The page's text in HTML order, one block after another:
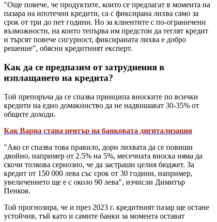
"Още повече, че продуктите, които се предлагат в момента на
пазара на ипотечни кредити, са с фиксирана лихва само за
срок от три до пет години. Но за клиентите с по-ограничени
възможности, на които тепърва им предстои да теглят кредит
и търсят повече сигурност, фиксираната лихва е добро
решение", обясни кредитният експерт.
Как да се предпазим от затруднения в
изплащането на кредита?
Той препоръча да се спазва принципа вноските по всички
кредити на едно домакинство да не надвишават 30-35% от
общите доходи.
Как Варна стана център на банковата дигитализация
"Ако се спазва това правило, дори лихвата да се повиши
двойно, например от 2.5% на 5%, месечната вноска няма да
скочи толкова сериозно, че да застраши целия бюджет. За
кредит от 150 000 лева със срок от 30 години, например,
увеличението ще е с около 90 лева", изчисли Димитър
Пенков.
Той прогнозира, че и през 2023 г. кредитният пазар ще остане
устойчив, тъй като и самите банки за момента остават